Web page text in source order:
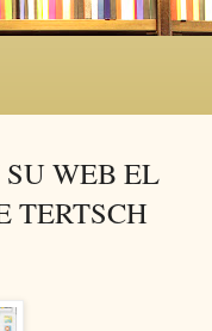
WEB EL
TERTSCH